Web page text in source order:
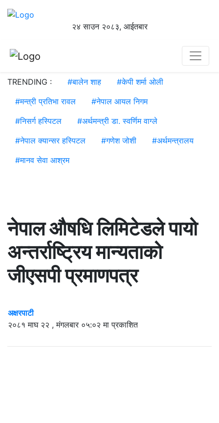
२४ साउन २०८३, आईतबार
TRENDING : #बालेन शाह #केपी शर्मा ओली
#मन्त्री प्रतिभा रावल #नेपाल आयल निगम
#निसर्ग हस्पिटल #अर्थमन्त्री डा. स्वर्णिम वाग्ले
#नेपाल क्यान्सर हस्पिटल #गणेश जोशी #अर्थमन्त्रालय
#मानव सेवा आश्रम
नेपाल औषधि लिमिटेडले पायो
अन्तर्राष्ट्रिय मान्यताको
जीएसपी प्रमाणपत्र
अक्षरपाटी
२०८१ माघ २२ , मंगलबार ०५:०२ मा प्रकाशित